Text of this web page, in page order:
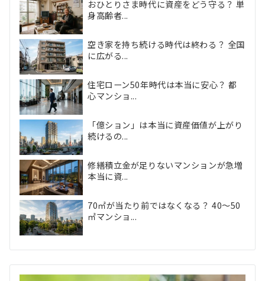
おひとりさま時代に資産をどう守る？ 単
身高齢者...
空き家を持ち続ける時代は終わる？ 全国
に広がる...
住宅ローン50年時代は本当に安心？ 都
心マンショ...
「億ション」は本当に資産価値が上がり
続けるの...
修繕積立金が足りないマンションが急増
本当に資...
70㎡が当たり前ではなくなる？ 40〜50
㎡マンショ...